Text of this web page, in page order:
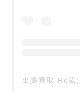
出張買取 Re